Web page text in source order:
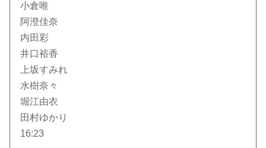
小倉唯
阿澄佳奈
内田彩
井口裕香
上坂すみれ
水樹奈々
堀江由衣
田村ゆかり
16:23